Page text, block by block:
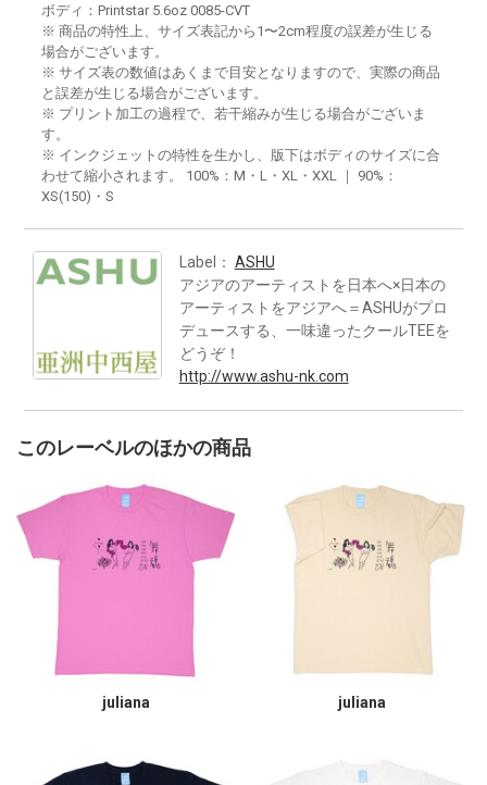
ボディ：Printstar 5.6oz 0085-CVT
※ 商品の特性上、サイズ表記から1〜2cm程度の誤差が生じる
場合がございます。
※ サイズ表の数値はあくまで目安となりますので、実際の商品
と誤差が生じる場合がございます。
※ プリント加工の過程で、若干縮みが生じる場合がございま
す。
※ インクジェットの特性を生かし、版下はボディのサイズに合
わせて縮小されます。 100%：M・L・XL・XXL ｜ 90%：
XS(150)・S
Label： ASHU
アジアのアーティストを日本へ×日本の
アーティストをアジアへ＝ASHUがプロ
デュースする、一味違ったクールTEEを
どうぞ！
http://www.ashu-nk.com
このレーベルのほかの商品
juliana juliana